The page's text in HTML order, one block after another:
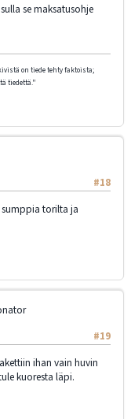
se maksatusohje
on tiede tehty faktoista;
tiedettä."
#18
torilta ja
#19
ihan vain huvin
kuoresta läpi.